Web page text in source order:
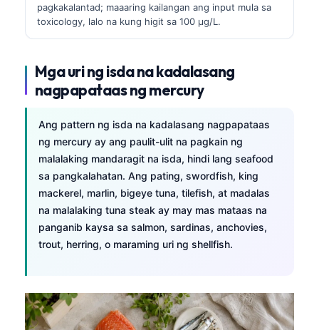
pagkakalantad; maaaring kailangan ang input mula sa
toxicology, lalo na kung higit sa 100 µg/L.
Mga uri ng isda na kadalasang
nagpapataas ng mercury
Ang pattern ng isda na kadalasang nagpapataas
ng mercury ay ang paulit-ulit na pagkain ng
malalaking mandaragit na isda, hindi lang seafood
sa pangkalahatan. Ang pating, swordfish, king
mackerel, marlin, bigeye tuna, tilefish, at madalas
na malalaking tuna steak ay may mas mataas na
panganib kaysa sa salmon, sardinas, anchovies,
trout, herring, o maraming uri ng shellfish.